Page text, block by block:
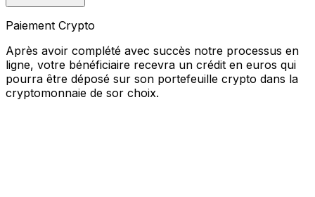
Paiement Crypto
Après avoir complété avec succès notre processus en
ligne, votre bénéficiaire recevra un crédit en euros qui
pourra être déposé sur son portefeuille crypto dans la
cryptomonnaie de sor choix.